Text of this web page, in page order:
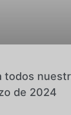
todos
de 2024